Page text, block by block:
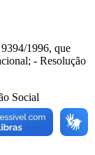
1996, que
- Resolução
Social